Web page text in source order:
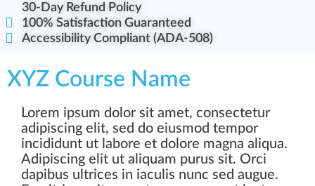
30-Day Refund Policy
100% Satisfaction Guaranteed
Accessibility Compliant (ADA-508)
XYZ Course Name
Lorem ipsum dolor sit amet, consectetur
adipiscing elit, sed do eiusmod tempor
incididunt ut labore et dolore magna aliqua.
Adipiscing elit ut aliquam purus sit. Orci
dapibus ultrices in iaculis nunc sed augue.